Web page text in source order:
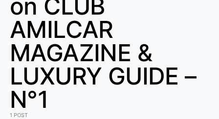
on CLUB
AMILCAR
MAGAZINE &
LUXURY GUIDE –
N°1
1 POST